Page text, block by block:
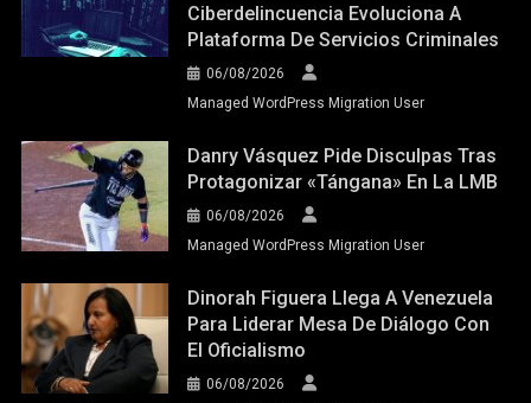
Ciberdelincuencia Evoluciona A
Plataforma De Servicios Criminales
06/08/2026
Managed WordPress Migration User
Danry Vásquez Pide Disculpas Tras
Protagonizar «tángana» En La LMB
06/08/2026
Managed WordPress Migration User
Dinorah Figuera Llega A Venezuela
Para Liderar Mesa De Diálogo Con
El Oficialismo
06/08/2026